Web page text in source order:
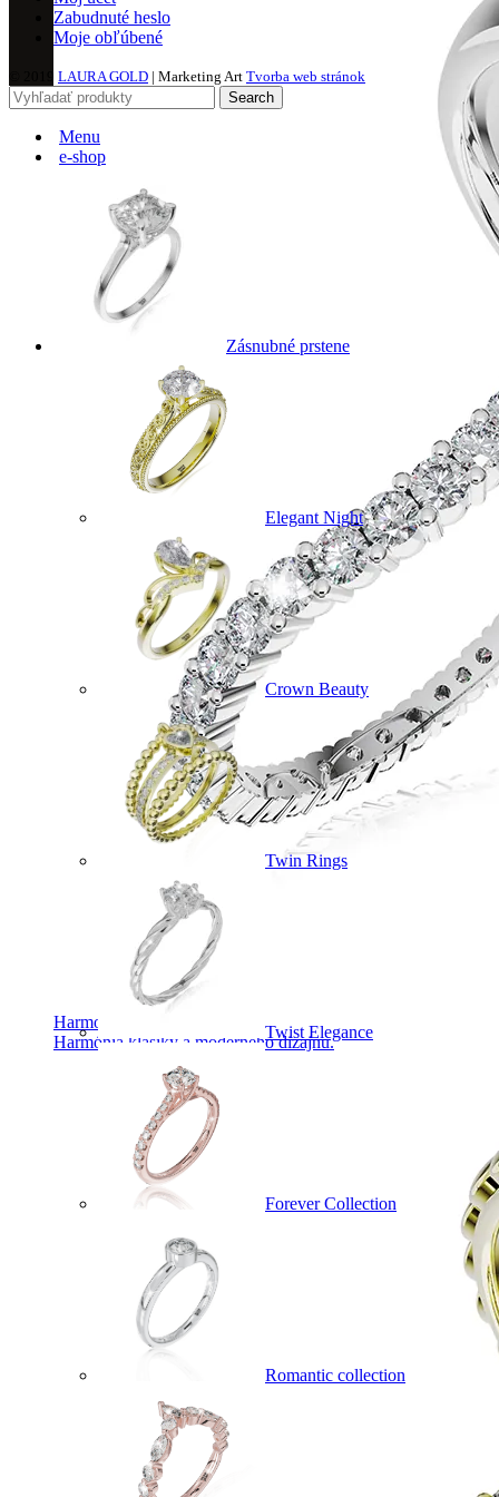
Harmony
Harmónia klasiky a moderného dizajnu.
Zabudnuté heslo
Moje obľúbené
LAURA GOLD | Marketing Art Tvorba web stránok
Search
Menu
e-shop
Zásnubné prstene
Elegant Night
Crown Beauty
Twin Rings
Twist Elegance
Forever Collection
Romantic collection